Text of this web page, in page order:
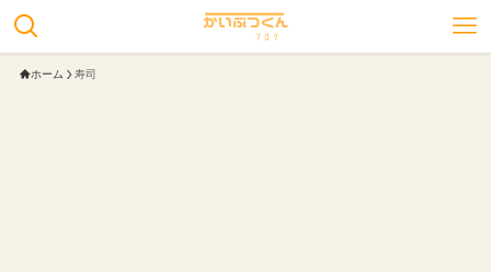
ホーム 寿司